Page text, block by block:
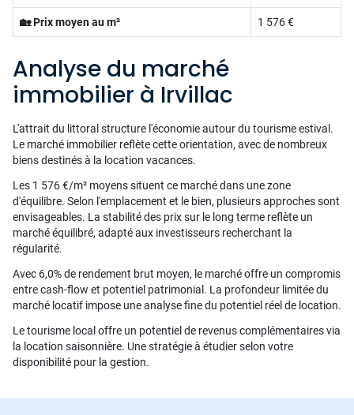
🏡 Prix moyen au m² 1 576 €
Analyse du marché
immobilier à Irvillac
L'attrait du littoral structure l'économie autour du tourisme estival.
Le marché immobilier reflète cette orientation, avec de nombreux
biens destinés à la location vacances.
Les 1 576 €/m² moyens situent ce marché dans une zone
d'équilibre. Selon l'emplacement et le bien, plusieurs approches sont
envisageables. La stabilité des prix sur le long terme reflète un
marché équilibré, adapté aux investisseurs recherchant la
régularité.
Avec 6,0% de rendement brut moyen, le marché offre un compromis
entre cash-flow et potentiel patrimonial. La profondeur limitée du
marché locatif impose une analyse fine du potentiel réel de location.
Le tourisme local offre un potentiel de revenus complémentaires via
la location saisonnière. Une stratégie à étudier selon votre
disponibilité pour la gestion.